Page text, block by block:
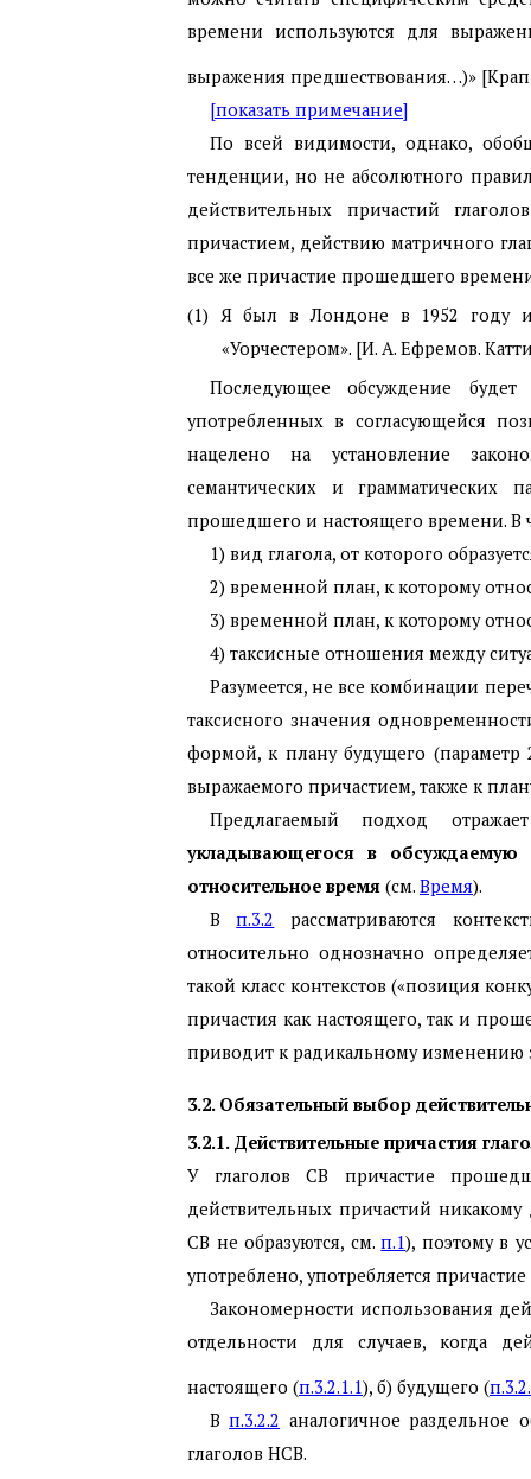
времени используются для
выражения предшествования…)»
[показать примечание]
По всей видимости, однако,
тенденции, но не абсолютного
действительных причастий
причастием, действию матричного
все же причастие прошедшего
(1) Я был в Лондоне в 1952 году
«Уорчестером». [И. А. Ефремов.
Последующее обсуждение
употребленных в согласующейся
нацелено на установление
семантических и грамматических
прошедшего и настоящего времени. В
1) вид глагола, от которого
2) временной план, к которому
3) временной план, к которому
4) таксисные отношения между
Разумеется, не все комбинации
таксисного значения
формой, к плану будущего (параметр
выражаемого причастием, также к
Предлагаемый подход
укладывающегося в
относительное время (см. Время).
Вп.3.2 рассматриваются
относительно однозначно
такой класс контекстов («позиция
причастия как настоящего, так и
приводит к радикальному изменению
3.2. Обязательный выбор
3.2.1. Действительные причастия
У глаголов СВ причастие
действительных причастий
СВ не образуются, см.п.1), поэтому в
употреблено, употребляется
Закономерности использования
отдельности для случаев, когда
настоящего (п.3.2.1.1), б) будущего (
Вп.3.2.2 аналогичное раздельное
глаголов НСВ.